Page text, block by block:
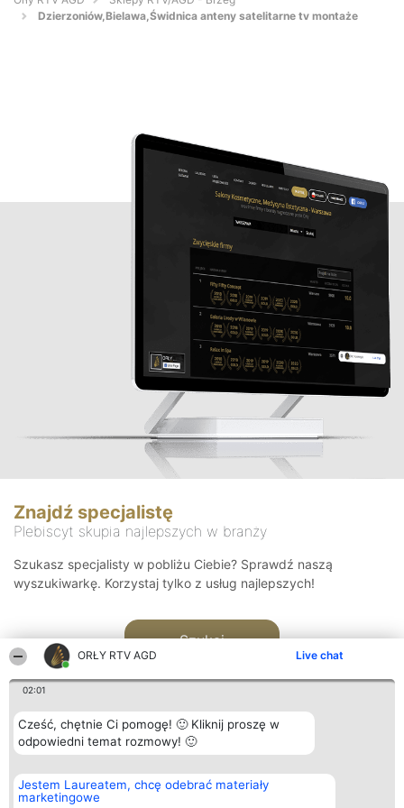
ORŁY RTV AGD Live chat
02:01
Cześć, chętnie Ci pomogę! 🙂 Kliknij proszę w
odpowiedni temat rozmowy! 🙂
Jestem Laureatem, chcę odebrać materiały
marketingowe
Dzierzoniów,Bielawa,Świdnica anteny satelitarne tv montaże
Znajdź specjalistę
Plebiscyt skupia najlepszych w branży
Szukasz specjalisty w pobliżu Ciebie? Sprawdź naszą
wyszukiwarkę. Korzystaj tylko z usług najlepszych!
Szukaj
Organizator plebiscytu
Bright Side Solutions sp. z o.
o. sp. k.
Plebiscyt
Laureaci
Kontakt
Kontakt